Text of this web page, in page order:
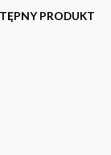
PRODUKT